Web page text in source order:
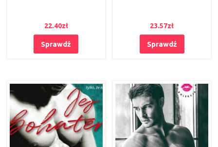
22.40zł
Sprawdź
23.57zł
Sprawdź